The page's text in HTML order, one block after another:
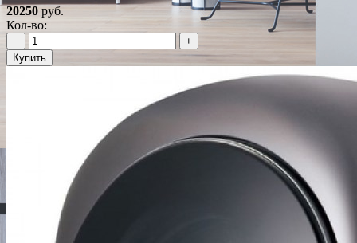
20250 руб.
Кол-во:
−
+
Купить